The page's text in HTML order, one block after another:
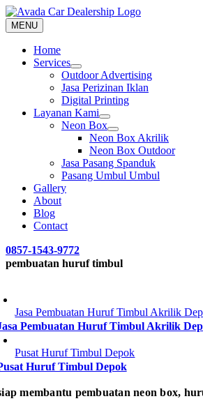
Skip
to
content
MENU
Home
Services
Outdoor Advertising
Jasa Perizinan Iklan
Digital Printing
Layanan Kami
Neon Box
Neon Box Akrilik
Neon Box Outdoor
Jasa Pasang Spanduk
Pasang Umbul Umbul
Gallery
About
Blog
Contact
0857-1543-9772
pembuatan huruf timbul
Jasa Pembuatan Huruf Timbul Akrilik
Pembuatan Huruf Timbul Akrilik
Pusat Huruf Timbul Depok
Huruf Timbul Depok
membantu pembuatan neon box,